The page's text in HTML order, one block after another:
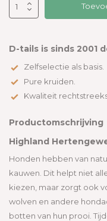
D-tails is sinds 2001
Zelfselectie als basis.
Pure kruiden.
Kwaliteit
Productomschrijving
Highland
Honden hebben van
kauwen. Dit helpt niet
kiezen, maar zorgt ook
wolven en andere
botten van hun prooi.